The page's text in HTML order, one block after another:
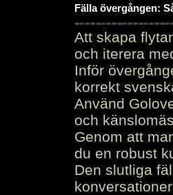
Fälla övergången:
Att skapa
och iterera
Inför
korrekt
Använd
och
Genom att
du en robust
Den slutliga